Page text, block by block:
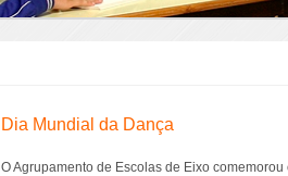
Dia Mundial da Dança
O Agrupamento de Escolas de Eixo